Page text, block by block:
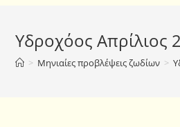
Υδροχόος Απρίλιος
> Μηνιαίες προβλέψεις ζωδίων >